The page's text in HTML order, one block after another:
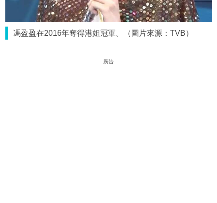
馮盈盈在2016年奪得港姐冠軍。（圖片來源：TVB）
廣告